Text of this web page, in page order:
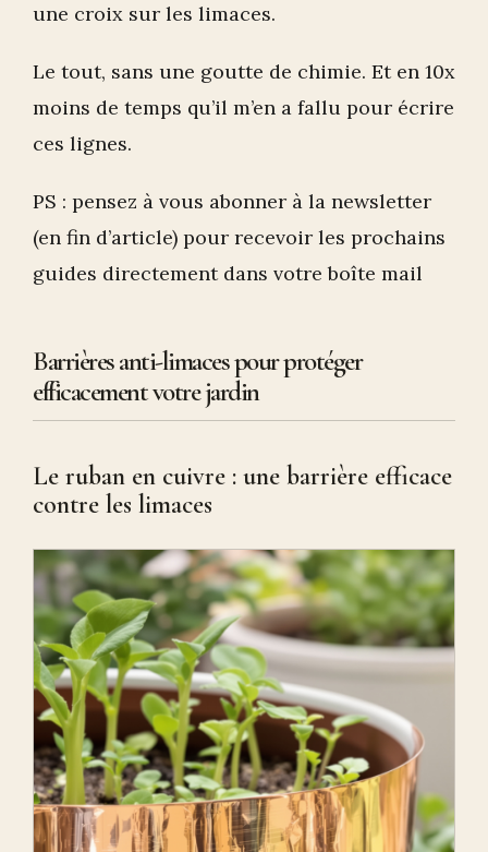
une croix sur les limaces.
Le tout, sans une goutte de chimie. Et en 10x
moins de temps qu’il m’en a fallu pour écrire
ces lignes.
PS : pensez à vous abonner à la newsletter
(en fin d’article) pour recevoir les prochains
guides directement dans votre boîte mail
Barrières anti-limaces pour protéger
efficacement votre jardin
Le ruban en cuivre : une barrière efficace
contre les limaces